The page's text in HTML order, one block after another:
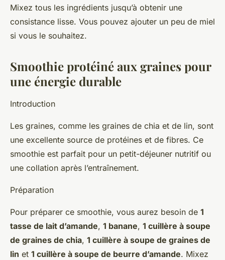
Mixez tous les ingrédients jusqu’à obtenir une
consistance lisse. Vous pouvez ajouter un peu de miel
si vous le souhaitez.
Smoothie protéiné aux graines pour
une énergie durable
Introduction
Les graines, comme les graines de chia et de lin, sont
une excellente source de protéines et de fibres. Ce
smoothie est parfait pour un petit-déjeuner nutritif ou
une collation après l’entraînement.
Préparation
Pour préparer ce smoothie, vous aurez besoin de 1
tasse de lait d’amande, 1 banane, 1 cuillère à soupe
de graines de chia, 1 cuillère à soupe de graines de
lin et 1 cuillère à soupe de beurre d’amande. Mixez